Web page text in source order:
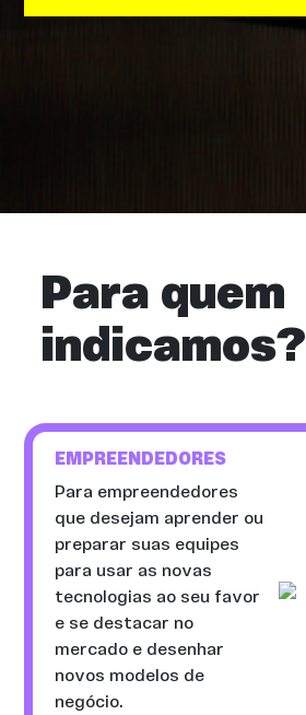
Para quem
indicamos?
EMPREENDEDORES
Para empreendedores
que desejam aprender ou
preparar suas equipes
para usar as novas
tecnologias ao seu favor
e se destacar no
mercado e desenhar
novos modelos de
negócio.